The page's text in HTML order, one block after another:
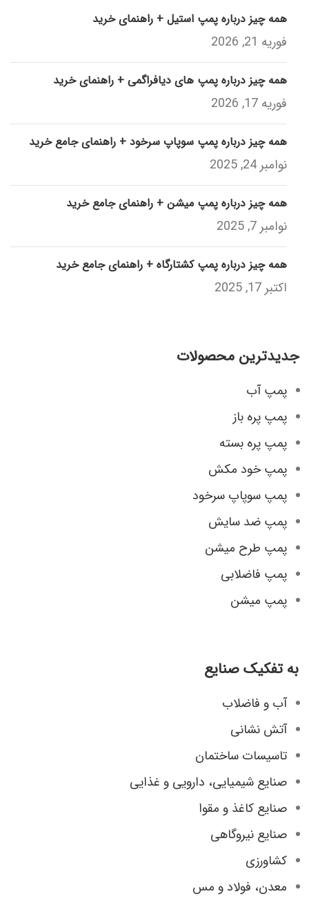
همه چیز درباره پمپ استیل + راهنمای خرید
فوریه 21, 2026
همه چیز درباره پمپ های دیافراگمی + راهنمای خرید
فوریه 17, 2026
همه چیز درباره پمپ سوپاپ سرخود + راهنمای جامع خرید
نوامبر 24, 2025
همه چیز درباره پمپ میشن + راهنمای جامع خرید
نوامبر 7, 2025
همه چیز درباره پمپ کشتارگاه + راهنمای جامع خرید
اکتبر 17, 2025
جدیدترین محصولات
پمپ آب
پمپ پره باز
پمپ پره بسته
پمپ خود مکش
پمپ سوپاپ سرخود
پمپ ضد سایش
پمپ طرح میشن
پمپ فاضلابی
پمپ میشن
به تفکیک صنایع
آب و فاضلاب
آتش نشانی
تاسیسات ساختمان
صنایع شیمیایی، دارویی و غذایی
صنایع کاغذ و مقوا
صنایع نیروگاهی
کشاورزی
معدن، فولاد و مس